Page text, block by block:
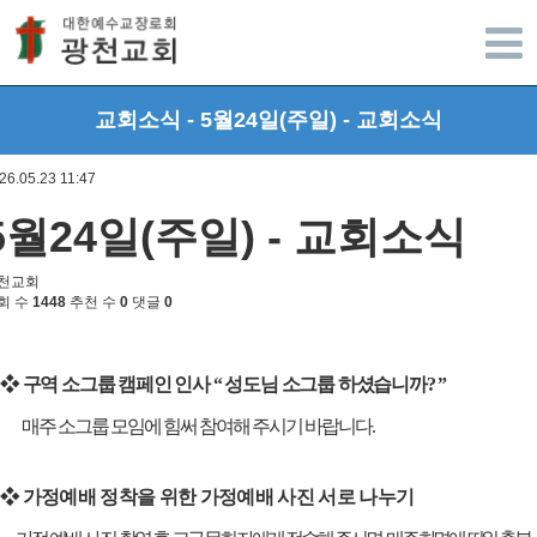
교회소식 - 5월24일(주일) - 교회소식
11:47
24일(주일) - 교회소식
교회
수 1448 추천 수 0 댓글 0
❖ 구역 소그룹 캠페인 인사“성도님 소그룹 하셨습니까? ”
매주 소그룹 모임에 힘써 참여해 주시기 바랍니다.
❖ 가정예배 정착을 위한 가정예배 사진 서로 나누기